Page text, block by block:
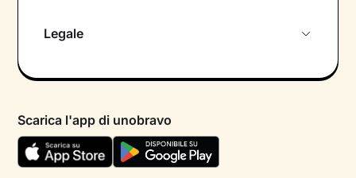
Psicologo in chat
Aiuto urgente
FAQ
Legale
Termini e condizioni
Informativa Privacy
Scarica l'app di unobravo